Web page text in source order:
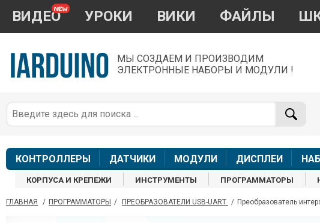
ВИДЕО УРОКИ ВИКИ ФАЙЛЫ
МЫ СОЗДАЕМ И ПРОИЗВОДИМ
ЭЛЕКТРОННЫЕ НАБОРЫ И МОДУЛИ !
КОНТРОЛЛЕРЫ ДАТЧИКИ МОДУЛИ ДИСПЛЕИ
КОРПУСА И КРЕПЕЖИ ИНСТРУМЕНТЫ ПРОГРАММАТОРЫ
ГЛАВНАЯ / ПРОГРАММАТОРЫ / ПРЕОБРАЗОВАТЕЛИ USB-UART / Преобразователь
По
+7 968
звонки и